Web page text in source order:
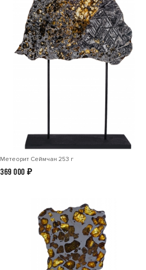
Метеорит Сеймчан 253 г
369 000 ₽